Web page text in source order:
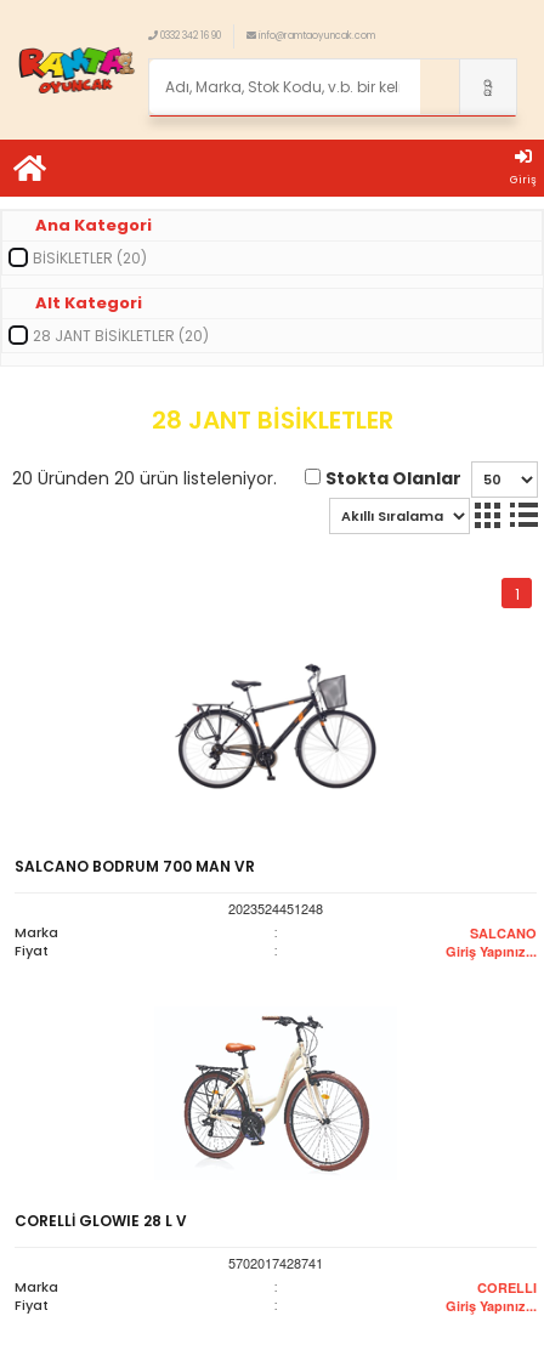
0332 342 16 90 info@ramtaoyuncak.com
Giriş
Ana Kategori
BİSİKLETLER (20)
Alt Kategori
28 JANT BİSİKLETLER (20)
28 JANT BİSİKLETLER
20 Üründen 20 ürün listeleniyor. Stokta Olanlar
1
SALCANO BODRUM 700 MAN VR
2023524451248
Marka
: SALCANO
Fiyat : Giriş Yapınız...
CORELLİ GLOWIE 28 L V
5702017428741
Marka
: CORELLI
Fiyat : Giriş Yapınız...